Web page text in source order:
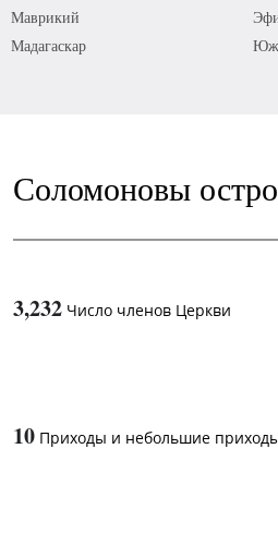
Маврикий
Мадагаскар
Соломоновы
3,232 Число членов Церкви
10 Приходы и небольшие